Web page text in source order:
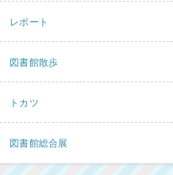
レポート
図書館散歩
トカツ
図書館総合展